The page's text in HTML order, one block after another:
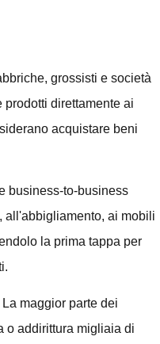
grossisti e società
prodotti direttamente ai
acquistare beni
business-to-business
all'abbigliamento, ai mobili
la prima tappa per
maggior parte dei
o addirittura migliaia di